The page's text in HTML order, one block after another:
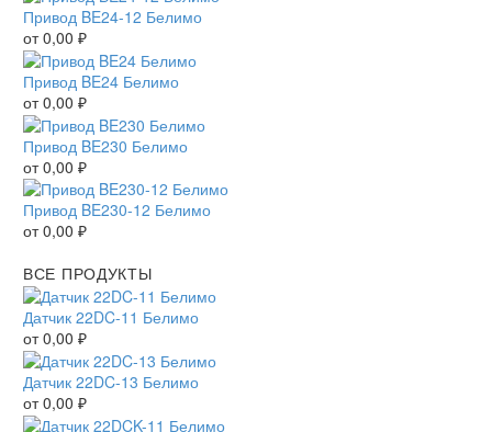
Привод BE24-12 Белимо
от0,00 ₽
Привод BE24 Белимо
от0,00 ₽
Привод BE230 Белимо
от0,00 ₽
Привод BE230-12 Белимо
от0,00 ₽
ВСЕ ПРОДУКТЫ
Датчик 22DC-11 Белимо
от0,00 ₽
Датчик 22DC-13 Белимо
от0,00 ₽